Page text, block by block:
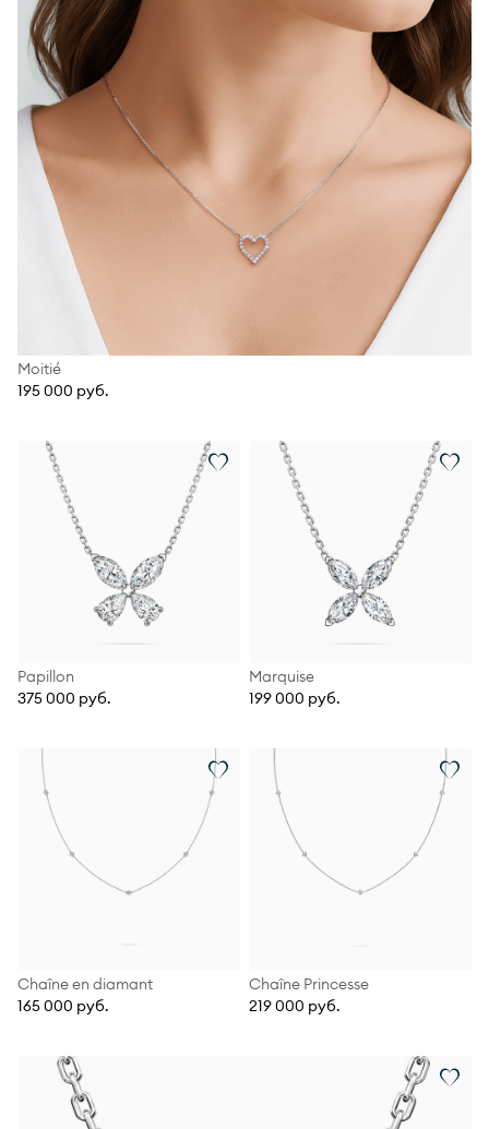
Moitié
195 000 руб.
Papillon
375 000 руб.
Marquise
199 000 руб.
Chaîne en diamant
165 000 руб.
Chaîne Princesse
219 000 руб.